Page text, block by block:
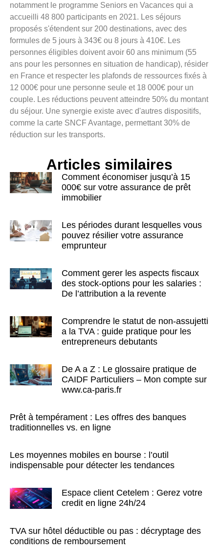
notamment le programme Seniors en Vacances qui a
accueilli 48 800 participants en 2021. Les séjours
proposés s'étendent sur 200 destinations, avec des
formules de 5 jours à 343€ ou 8 jours à 410€. Les
personnes éligibles doivent avoir 60 ans minimum (55
ans pour les personnes en situation de handicap), résider
en France et respecter les plafonds de ressources fixés à
12 000€ pour une personne seule et 18 000€ pour un
couple. Les réductions peuvent atteindre 50% du montant
du séjour. Une synergie existe avec d'autres dispositifs,
comme la carte SNCF Avantage, permettant 30% de
réduction sur les transports.
Articles similaires
Comment économiser jusqu’à 15
000€ sur votre assurance de prêt
immobilier
Les périodes durant lesquelles vous
pouvez résilier votre assurance
emprunteur
Comment gerer les aspects fiscaux
des stock-options pour les salaries :
De l’attribution a la revente
Comprendre le statut de non-assujetti
a la TVA : guide pratique pour les
entrepreneurs debutants
De A a Z : Le glossaire pratique de
CAIDF Particuliers – Mon compte sur
www.ca-paris.fr
Prêt à tempérament : Les offres des banques
traditionnelles vs. en ligne
Les moyennes mobiles en bourse : l’outil
indispensable pour détecter les tendances
Espace client Cetelem : Gerez votre
credit en ligne 24h/24
TVA sur hôtel déductible ou pas : décryptage des
conditions de remboursement